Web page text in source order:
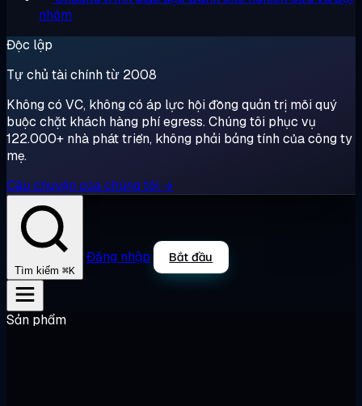
nhóm
Độc lập
Tự chủ tài chính từ 2008
Không có VC, không có áp lực hội đồng quản trị mỗi quý
buộc chặt khách hàng phí egress. Chúng tôi phục vụ
122.000+ nhà phát triển, không phải bảng tính của công ty
mẹ.
Câu chuyện của chúng tôi →
Tìm kiếm ⌘K
Đăng nhập Bắt đầu
Sản phẩm